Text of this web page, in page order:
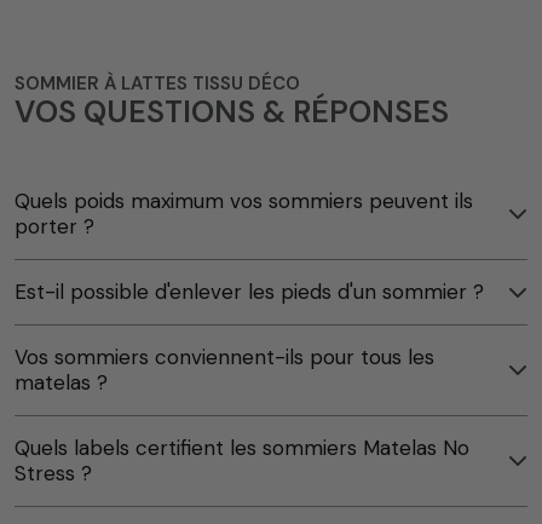
SOMMIER À LATTES TISSU DÉCO
VOS QUESTIONS & RÉPONSES
Quels poids maximum vos sommiers peuvent ils
porter ?
Est-il possible d'enlever les pieds d'un sommier ?
Vos sommiers conviennent-ils pour tous les
matelas ?
Quels labels certifient les sommiers Matelas No
Stress ?